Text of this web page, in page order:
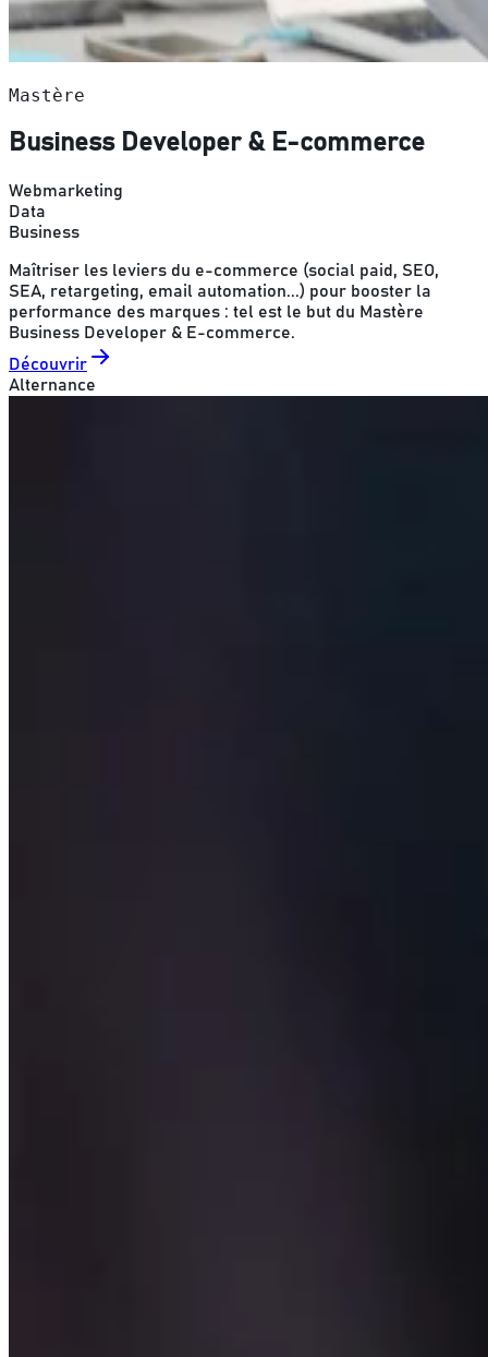
Mastère
Business Developer & E-commerce
Webmarketing
Data
Business
Maîtriser les leviers du e-commerce (social paid, SEO,
SEA, retargeting, email automation...) pour booster la
performance des marques : tel est le but du Mastère
Business Developer & E-commerce.
Découvrir
Alternance